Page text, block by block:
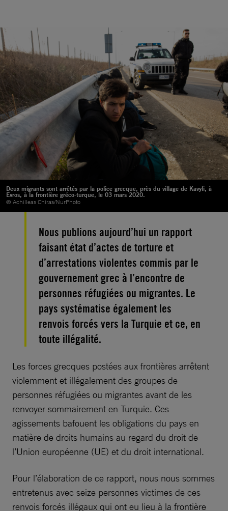
Deux migrants sont arrêtés par la police grecque, près du village de Kavyli, à
Evros, à la frontière gréco-turque, le 03 mars 2020.
© Achilleas Chiras/NurPhoto
Nous publions aujourd’hui un rapport
faisant état d’actes de torture et
d’arrestations violentes commis par le
gouvernement grec à l’encontre de
personnes réfugiées ou migrantes. Le
pays systématise également les
renvois forcés vers la Turquie et ce, en
toute illégalité.
Les forces grecques postées aux frontières arrêtent
violemment et illégalement des groupes de
personnes réfugiées ou migrantes avant de les
renvoyer sommairement en Turquie. Ces
agissements bafouent les obligations du pays en
matière de droits humains au regard du droit de
l’Union européenne (UE) et du droit international.
Pour l’élaboration de ce rapport, nous nous sommes
entretenus avec seize personnes victimes de ces
renvois forcés illégaux qui ont eu lieu à la frontière